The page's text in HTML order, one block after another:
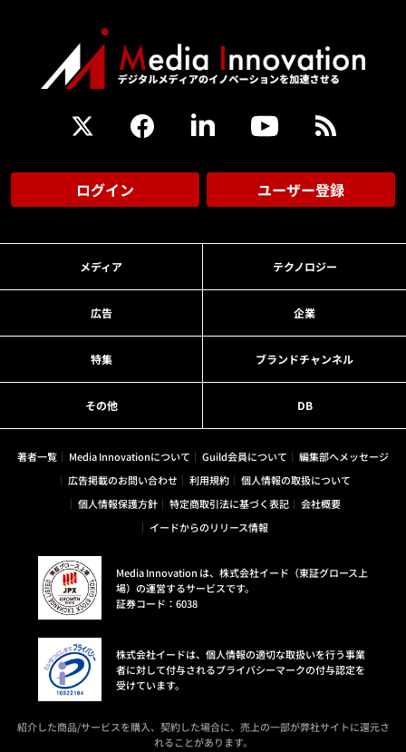
ログイン ユーザー登録
メディア テクノロジー
広告 企業
特集 ブランドチャンネル
その他 DB
著者一覧 Media Innovationについて Guild会員について
編集部へメッセージ
広告掲載のお問い合わせ
利用規約
個人情報の取扱について
個人情報保護方針
特定商取引法に基づく表記
会社概要
イードからのリリース情報
Media Innovation は、株式会社イード（東証グロース上
場）の運営するサービスです。
証券コード：6038
株式会社イードは、個人情報の適切な取扱いを行う事業
者に対して付与されるプライバシーマークの付与認定を
受けています。
紹介した商品/サービスを購入、契約した場合に、売上の一部が弊社サイトに還元さ
れることがあります。